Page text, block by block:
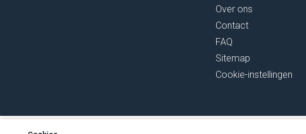
Over ons
Contact
FAQ
Sitemap
Cookie-instellingen